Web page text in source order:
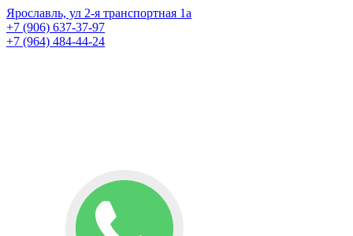
Ярославль, ул 2-я транспортная 1а
+7 (906) 637-37-97
+7 (964) 484-44-24